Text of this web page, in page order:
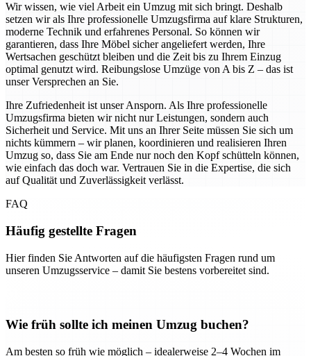
Wir wissen, wie viel Arbeit ein Umzug mit sich bringt. Deshalb
setzen wir als Ihre professionelle Umzugsfirma auf klare Strukturen,
moderne Technik und erfahrenes Personal. So können wir
garantieren, dass Ihre Möbel sicher angeliefert werden, Ihre
Wertsachen geschützt bleiben und die Zeit bis zu Ihrem Einzug
optimal genutzt wird. Reibungslose Umzüge von A bis Z – das ist
unser Versprechen an Sie.
Ihre Zufriedenheit ist unser Ansporn. Als Ihre professionelle
Umzugsfirma bieten wir nicht nur Leistungen, sondern auch
Sicherheit und Service. Mit uns an Ihrer Seite müssen Sie sich um
nichts kümmern – wir planen, koordinieren und realisieren Ihren
Umzug so, dass Sie am Ende nur noch den Kopf schütteln können,
wie einfach das doch war. Vertrauen Sie in die Expertise, die sich
auf Qualität und Zuverlässigkeit verlässt.
FAQ
Häufig gestellte Fragen
Hier finden Sie Antworten auf die häufigsten Fragen rund um
unseren Umzugsservice – damit Sie bestens vorbereitet sind.
Wie früh sollte ich meinen Umzug buchen?
Am besten so früh wie möglich – idealerweise 2–4 Wochen im